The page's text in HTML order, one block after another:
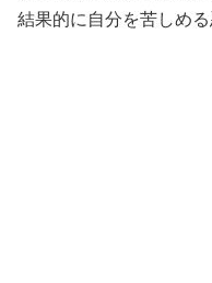
結果的に自分を苦しめ